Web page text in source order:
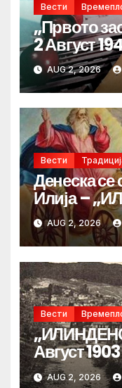
Вести
„Првото
2 Август
AUG 2, 2026
Вести
Денеска
Илија –
AUG 2, 2026
Вести
Август
AUG 2, 2026